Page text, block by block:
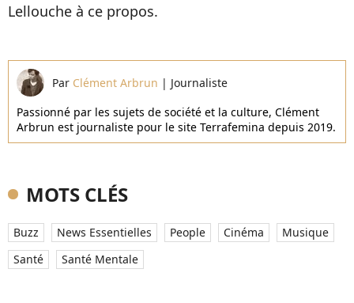
Lellouche à ce propos.
Par Clément Arbrun | Journaliste
Passionné par les sujets de société et la culture, Clément
Arbrun est journaliste pour le site Terrafemina depuis 2019.
MOTS CLÉS
Buzz News Essentielles People Cinéma
Musique
Santé
Santé Mentale